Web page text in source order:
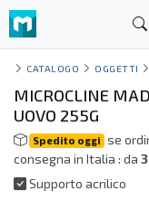
CATALOGO OGGETTI
MICROCLINE
UOVO 255G
Spedito oggi se
consegna in Italia : da 3
Supporto acrilico